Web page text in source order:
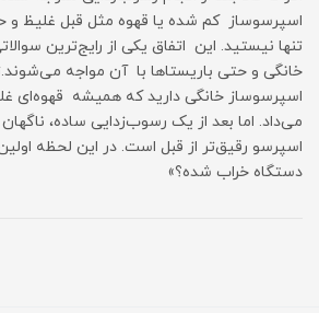
اسپرسوساز کم شده یا قهوه مثل قبل غلیظ و
تنها نیستید. این اتفاق یکی از رایج‌ترین
خانگی و حتی باریستاها با آن مواجه
اسپرسوساز خانگی دارید که همیشه قهوه‌ای
می‌داد. اما بعد از یک رسوب‌زدایی ساده،
اسپرسو رقیق‌تر از قبل است. در این لحظه
دستگاه خراب شده؟»